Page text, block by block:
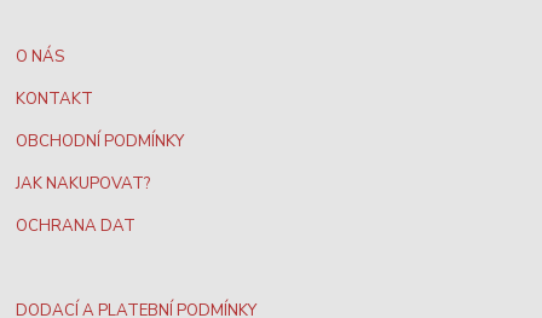
O NÁS
KONTAKT
OBCHODNÍ PODMÍNKY
JAK NAKUPOVAT?
OCHRANA DAT
DODACÍ A PLATEBNÍ PODMÍNKY